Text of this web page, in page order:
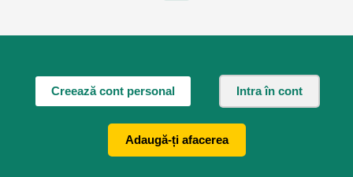
Creează cont personal Intra în cont
Adaugă-ți afacerea